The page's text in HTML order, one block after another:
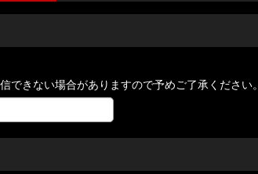
きない場合がありますので予めご了承ください。